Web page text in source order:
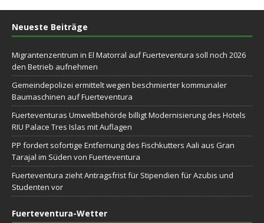
Neueste Beiträge
Migrantenzentrum in El Matorral auf Fuerteventura soll noch 2026
den Betrieb aufnehmen
Gemeindepolizei ermittelt wegen beschmierter kommunaler
Baumaschinen auf Fuerteventura
Fuerteventuras Umweltbehörde billigt Modernisierung des Hotels
RIU Palace Tres Islas mit Auflagen
PP fordert sofortige Entfernung des Fischkutters Aali aus Gran
Tarajal im Süden von Fuerteventura
Fuerteventura zieht Antragsfrist für Stipendien für Azubis und
Studenten vor
Fuerteventura-Wetter